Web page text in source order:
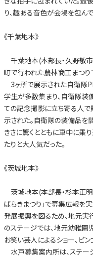
り、趣ある音色が会場を包んで
《千葉地本》
千葉地本(本部長・久野敬
町で行われた農林商工まつり
3ヶ所で展示された自衛隊
学生が多数集まり、自衛隊装
ての記念撮影に立ち寄る人で
示された。自衛隊の装備品を
きさに驚くとともに車中に乗
たりと大人気だった。
《茨城地本》
茨城地本(本部長・杉本正
ばらきまつり」で募集広報を
発展振興を図るため、地元実
のステージでは、地元幼稚園
お笑い芸人によるショー、ビ
水戸募集案内所は、ステー